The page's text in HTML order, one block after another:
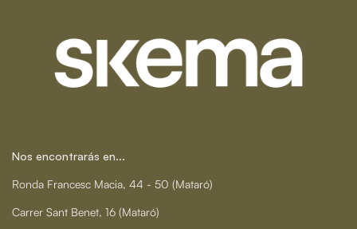
Nos encontrarás en...
Ronda Francesc Macia, 44 - 50 (Mataró)
Carrer Sant Benet, 16 (Mataró)